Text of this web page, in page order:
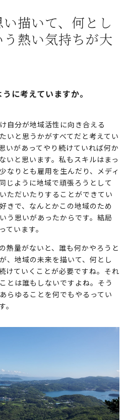
描いて、 何とし
熱い気持ちが大
に考えていますか。
自分が地域活性に向き合える
いと思うかがすべてだと考えてい
いがあってやり続けていれば何か
いと思います。私もスキルはまっ
なりとも雇用を生んだり、メディ
じように地域で頑張ろうとして
ただいたりすることができてい
きで、なんとかこの地域のため
う思いがあったからです。結局
ています。
熱量がないと、誰も何かやろうと
、地域の未来を描いて、何とし
けていくことが必要ですね。それ
とは誰もしないですよね。そう
らゆることを何でもやるってい